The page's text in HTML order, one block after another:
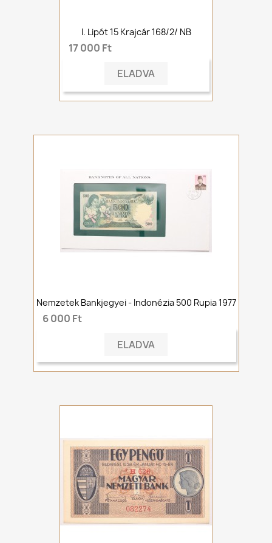
I. Lipót 15 Krajcár 168/2/ NB
17 000 Ft
ELADVA
Nemzetek Bankjegyei - Indonézia 500 Rupia 1977
6 000 Ft
ELADVA